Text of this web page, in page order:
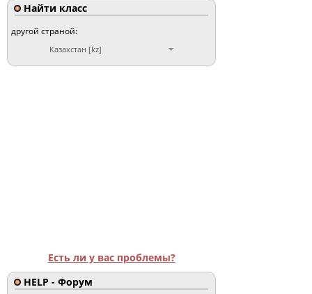
Найти класс
другой страной:
Казахстан [kz]
Есть ли у вас проблемы?
HELP - Форум